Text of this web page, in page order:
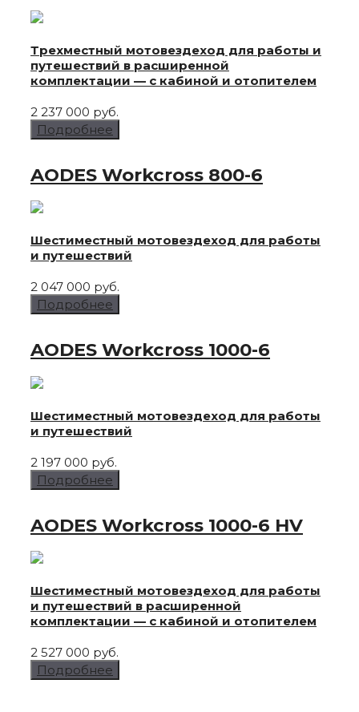
Трехместный мотовездеход для работы и
путешествий в расширенной
комплектации — с кабиной и отопителем
2 237 000 руб.
Подробнее
AODES Workcross 800-6
Шестиместный мотовездеход для работы
и путешествий
2 047 000 руб.
Подробнее
AODES Workcross 1000-6
Шестиместный мотовездеход для работы
и путешествий
2 197 000 руб.
Подробнее
AODES Workcross 1000-6 HV
Шестиместный мотовездеход для работы
и путешествий в расширенной
комплектации — с кабиной и отопителем
2 527 000 руб.
Подробнее